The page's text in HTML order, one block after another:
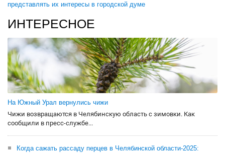
представлять их интересы в городской думе
ИНТЕРЕСНОЕ
На Южный Урал вернулись чижи
Чижи возвращаются в Челябинскую область с зимовки. Как
сообщили в пресс-службе...
Когда сажать рассаду перцев в Челябинской области-2025: